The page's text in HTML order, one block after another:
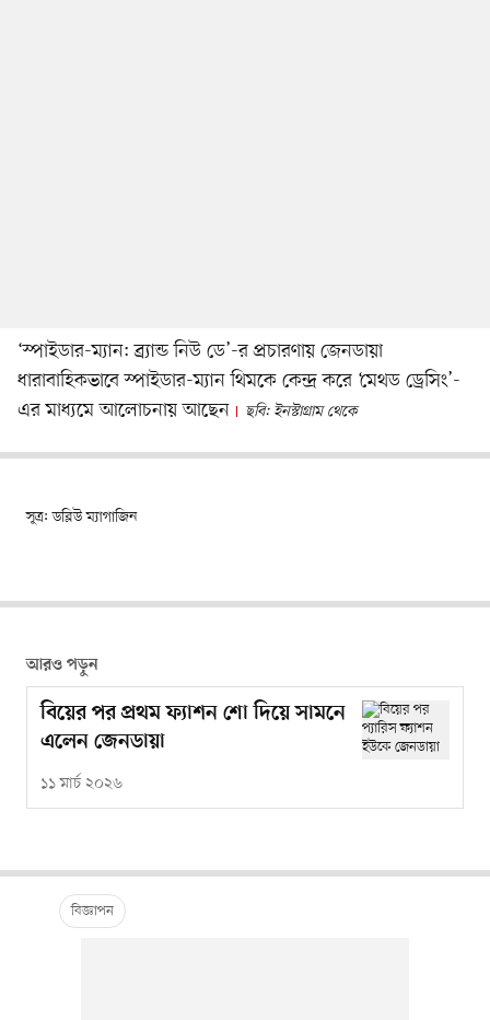
‘স্পাইডার-ম্যান: ব্র্যান্ড নিউ ডে’-র প্রচারণায় জেনডায়া
ধারাবাহিকভাবে স্পাইডার-ম্যান থিমকে কেন্দ্র করে ‘মেথড ড্রেসিং’-
এর মাধ্যমে আলোচনায় আছেন
ছবি: ইনস্টাগ্রাম থেকে
সূত্র: ডব্লিউ ম্যাগাজিন
আরও পড়ুন
বিয়ের পর প্রথম ফ্যাশন শো দিয়ে সামনে
এলেন জেনডায়া
১১ মার্চ ২০২৬